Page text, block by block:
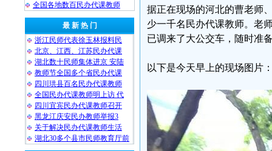
全国各地数百民办代课教师
最 新 热 门
浙江民师代表徐玉林报料民
北京、江西、江苏民办代课
湖北数十民师集体进京 安陆
教师节全国多个省民办代课
四川珙县百名民办代课教师
全国民办代课教师明上访 代
四川宜宾民办代课教师召开
黑龙江庆安民办教师举报3
关于解决民办代课教师生活
湖北30多个县市民师教育厅前
据正在现场的河北的曹老师
少一千名民办代课教师。老
已调来了大公交车，随时准
以下是今天早上的现场图片